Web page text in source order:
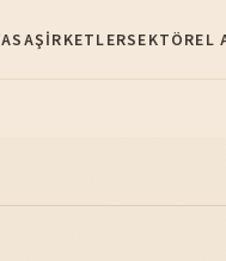
ŞIRKETLERSEKTÖREL